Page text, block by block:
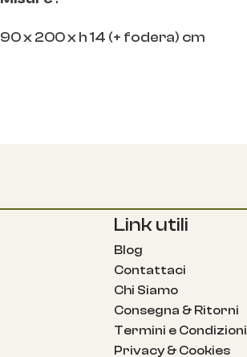
90 x 200 x h 14 (+ fodera) cm
Link utili
Blog
Contattaci
Chi Siamo
Consegna & Ritorni
Termini e Condizioni
Privacy & Cookies